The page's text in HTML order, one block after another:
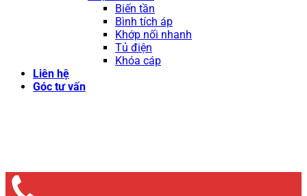
Biến tần
Bình tích áp
Khớp nối nhanh
Tủ điện
Khóa cáp
Liên hệ
Góc tư vấn